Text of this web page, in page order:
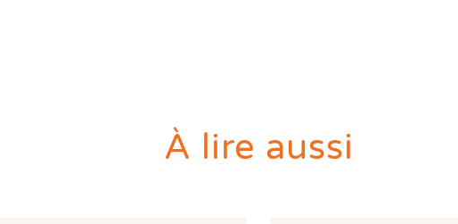
À lire aussi